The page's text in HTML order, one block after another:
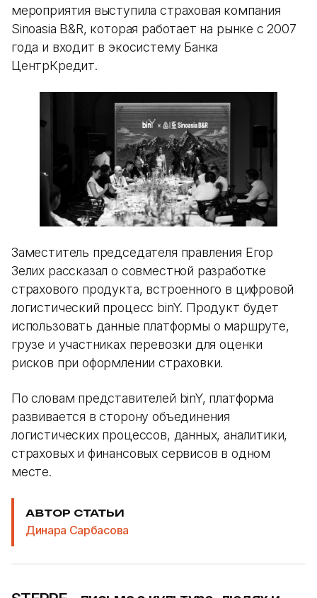
мероприятия выступила страховая компания
Sinoasia B&R, которая работает на рынке с 2007
года и входит в экосистему Банка
ЦентрКредит.
Заместитель председателя правления Егор
Зелих рассказал о совместной разработке
страхового продукта, встроенного в цифровой
логистический процесс binY. Продукт будет
использовать данные платформы о маршруте,
грузе и участниках перевозки для оценки
рисков при оформлении страховки.
По словам представителей binY, платформа
развивается в сторону объединения
логистических процессов, данных, аналитики,
страховых и финансовых сервисов в одном
месте.
АВТОР СТАТЬИ
Динара Сарбасова